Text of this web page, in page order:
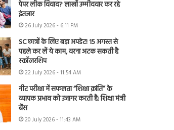
पेपर लीक विवाद? लाखों उम्मीदवार कर रहे
इंतजार
26 July 2026 - 6:11 PM
SC छात्रों के लिए बड़ा अपडेट! 15 अगस्त से
पहले कर लें ये काम, वरना अटक सकती है
स्कॉलरशिप
22 July 2026 - 11:54 AM
नीट परीक्षा में सफलता “शिक्षा क्रांति” के
व्यापक प्रभाव को उजागर करती है: शिक्षा मंत्री
बैंस
20 July 2026 - 11:43 AM